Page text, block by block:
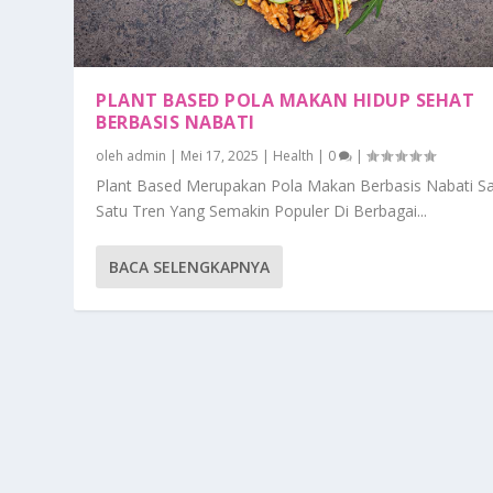
PLANT BASED POLA MAKAN HIDUP SEHAT
BERBASIS NABATI
oleh admin | Mei 17, 2025 | Health | 0 |
Plant Based Merupakan Pola Makan Berbasis Nabati
Satu Tren Yang Semakin Populer Di Berbagai...
BACA SELENGKAPNYA